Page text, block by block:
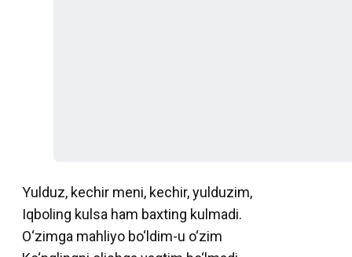
Yulduz, kechir meni, kechir, yulduzim,
Iqboling kulsa ham baxting kulmadi.
O‘zimga mahliyo bo‘ldim-u o‘zim